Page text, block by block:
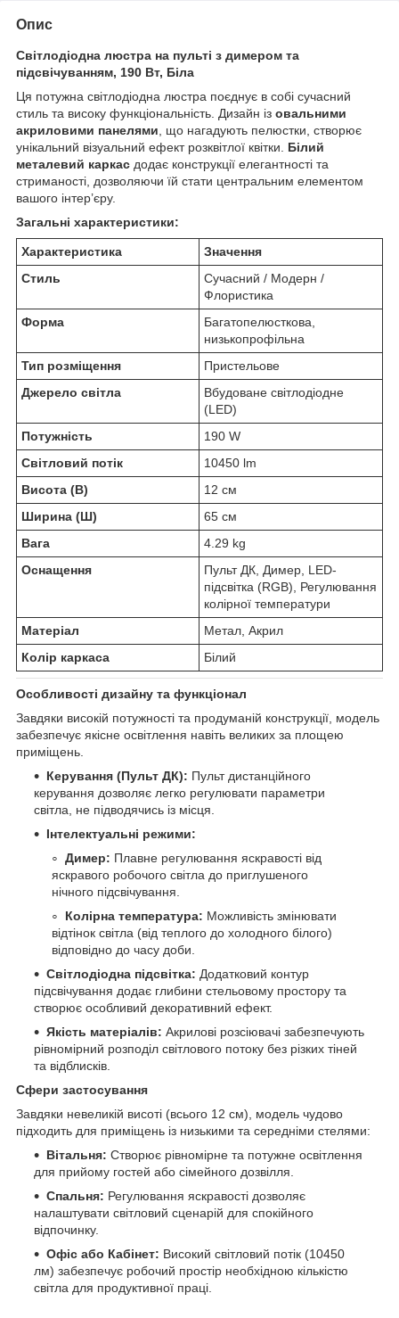
Опис
Світлодіодна люстра на пульті з димером та
підсвічуванням, 190 Вт, Біла
Ця потужна світлодіодна люстра поєднує в собі сучасний
стиль та високу функціональність. Дизайн із овальними
акриловими панелями , що нагадують пелюстки, створює
унікальний візуальний ефект розквітлої квітки. Білий
металевий каркас додає конструкції елегантності та
стриманості, дозволяючи їй стати центральним елементом
вашого інтер’єру.
Загальні характеристики:
Характеристика
Значення
Стиль
Сучасний / Модерн /
Флористика
Форма
Багатопелюсткова,
низькопрофільна
Тип розміщення
Пристельове
Джерело світла
Вбудоване світлодіодне
(LED)
Потужність
190 W
Світловий потік
10450 lm
Висота (В)
12 см
Ширина (Ш)
65 см
Вага
4.29 kg
Оснащення
Пульт ДК, Димер, LED-
підсвітка (RGB), Регулювання
колірної температури
Матеріал
Метал, Акрил
Колір каркаса
Білий
Особливості дизайну та функціонал
Завдяки високій потужності та продуманій конструкції, модель
забезпечує якісне освітлення навіть великих за площею
приміщень.
Керування (Пульт ДК): Пульт дистанційного
керування дозволяє легко регулювати параметри
світла, не підводячись із місця.
Інтелектуальні режими:
Димер: Плавне регулювання яскравості від
яскравого робочого світла до приглушеного
нічного підсвічування.
Колірна температура: Можливість змінювати
відтінок світла (від теплого до холодного білого)
відповідно до часу доби.
Світлодіодна підсвітка: Додатковий контур
підсвічування додає глибини стельовому простору та
створює особливий декоративний ефект.
Якість матеріалів: Акрилові розсіювачі забезпечують
рівномірний розподіл світлового потоку без різких тіней
та відблисків.
Сфери застосування
Завдяки невеликій висоті (всього 12 см), модель чудово
підходить для приміщень із низькими та середніми стелями:
Вітальня: Створює рівномірне та потужне освітлення
для прийому гостей або сімейного дозвілля.
Спальня: Регулювання яскравості дозволяє
налаштувати світловий сценарій для спокійного
відпочинку.
Офіс або Кабінет: Високий світловий потік (10450
лм) забезпечує робочий простір необхідною кількістю
світла для продуктивної праці.